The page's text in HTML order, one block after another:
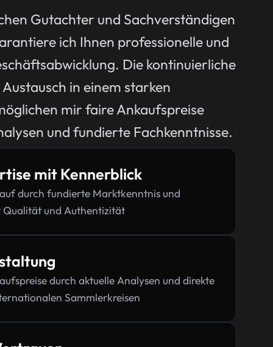
Gutachter und Sachverständigen
ich Ihnen professionelle und
Die kontinuierliche
in einem starken
mir faire Ankaufspreise
und fundierte Fachkenntnisse.
mit Kennerblick
durch fundierte Marktkenntnis und
Qualität und Authentizität
durch aktuelle Analysen und direkte
Sammlerkreisen